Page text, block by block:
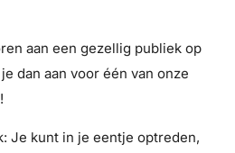
aan een gezellig publiek op
dan aan voor één van onze
Je kunt in je eentje optreden,